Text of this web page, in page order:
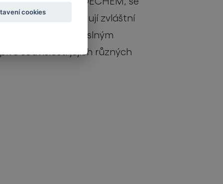
Vždy věnují zvláštní
českým řemeslným
souvislosti jejích různých
cookies